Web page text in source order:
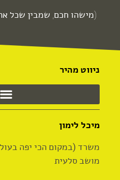
(מישהו חכם, שמבין שכל
ניווט מהיר
מיכל לימון
משרד (במקום הכי יפה
מושב סלעית